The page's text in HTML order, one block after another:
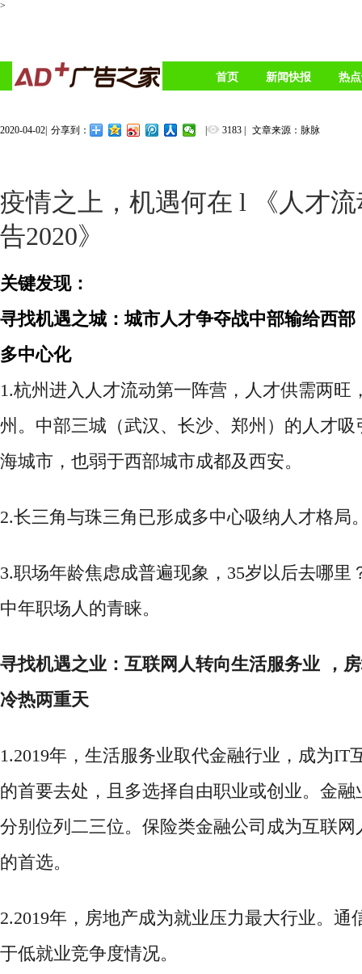
>
首页 新闻快报 热
2020-04-02| 分享到： | 3183 | 文章来源：脉脉
疫情之上，机遇何在 l 《人才
告2020》
关键发现：
寻找机遇之城：城市人才争夺战中部输给西部
多中心化
1.杭州进入人才流动第一阵营，人才供需两旺
州。中部三城（武汉、长沙、郑州）的人才吸
海城市，也弱于西部城市成都及西安。
2.长三角与珠三角已形成多中心吸纳人才格局
3.职场年龄焦虑成普遍现象， 35岁以后去哪里
中年职场人的青睐。
寻找机遇之业：互联网人转向生活服务业
，
冷热两重天
1.2019年，生活服务业取代金融行业，成为IT
的首要去处，且多选择自由职业或创业。金
分别位列二三位。保险类金融公司成为互联网
的首选。
2.2019年，房地产成为就业压力最大行业。通
于低就业竞争度情况。